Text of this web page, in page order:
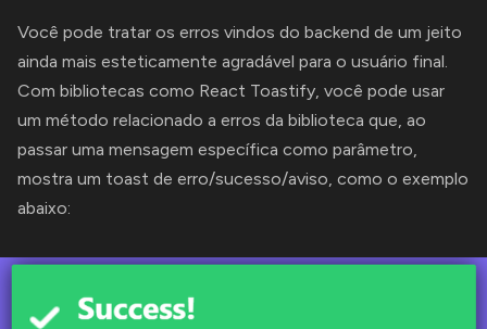
Você pode tratar os erros vindos do backend de um jeito
ainda mais esteticamente agradável para o usuário final.
Com bibliotecas como React Toastify, você pode usar
um método relacionado a erros da biblioteca que, ao
passar uma mensagem específica como parâmetro,
mostra um toast de erro/sucesso/aviso, como o exemplo
abaixo: